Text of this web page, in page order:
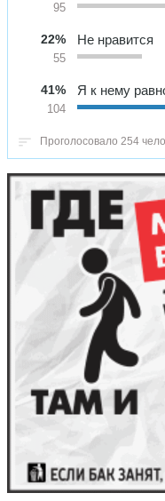
95
22%
55
Не нравится
41%
104
Я к нему
Проголосовало 254